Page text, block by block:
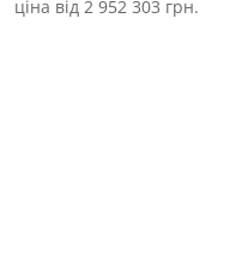
ціна від 2 952 303 грн.